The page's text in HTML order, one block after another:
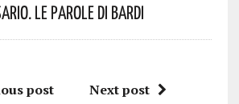
Le Parole Di Bardi
post Next post